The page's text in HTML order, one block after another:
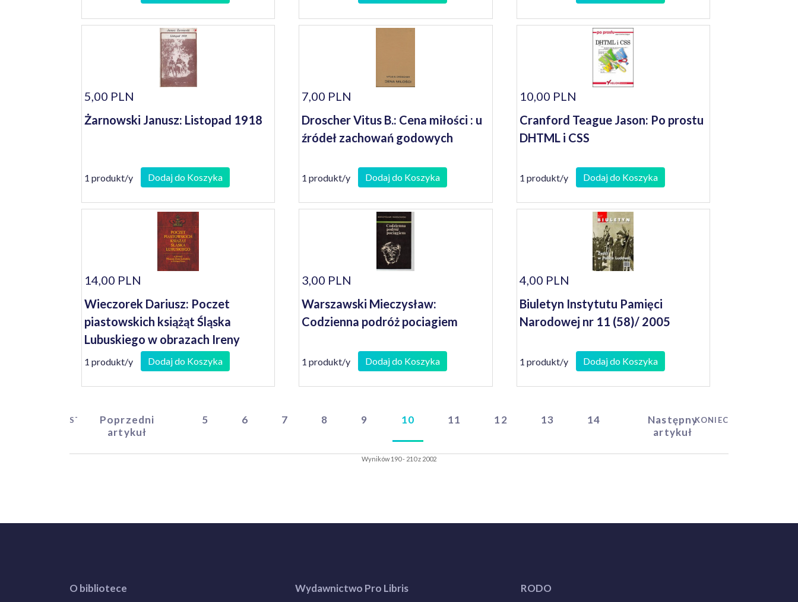
5,00 PLN
Żarnowski Janusz: Listopad 1918
1 produkt/y Dodaj do Koszyka
7,00 PLN
Droscher Vitus B.: Cena miłości : u
źródeł zachowań godowych
1 produkt/y Dodaj do Koszyka
10,00 PLN
Cranford Teague Jason: Po prostu
DHTML i CSS
1 produkt/y Dodaj do Koszyka
14,00 PLN
Wieczorek Dariusz: Poczet
piastowskich książąt Śląska
Lubuskiego w obrazach Ireny
Bierwiaczonek
1 produkt/y Dodaj do Koszyka
3,00 PLN
Warszawski Mieczysław:
Codzienna podróż pociagiem
1 produkt/y Dodaj do Koszyka
4,00 PLN
Biuletyn Instytutu Pamięci
Narodowej nr 11 (58)/ 2005
1 produkt/y Dodaj do Koszyka
START
Poprzedni
artykuł
5 6 7 8 9 10 11 12 13 14
Następny
artykuł
KONIEC
Wyników 190 - 210 z 2002
O bibliotece Wydawnictwo Pro Libris RODO